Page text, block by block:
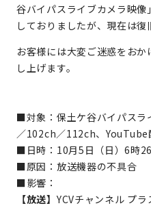
谷バイパスライブカメラ映
しておりましたが、現在は復
お客様には大変ご迷惑をお
し上げます。
■対象：保土ケ谷バイパスラ
／102ch／112ch、YouTube
■日時：10月5日（日）6時
■原因：放送機器の不具合
■影響：
【放送】 YCVチャンネル プ